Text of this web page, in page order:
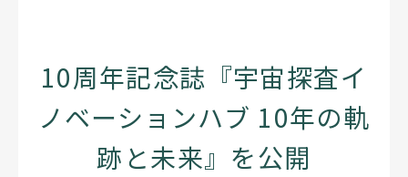
10周年記念誌『宇宙探査イ
ノベーションハブ 10年の軌
跡と未来』を公開